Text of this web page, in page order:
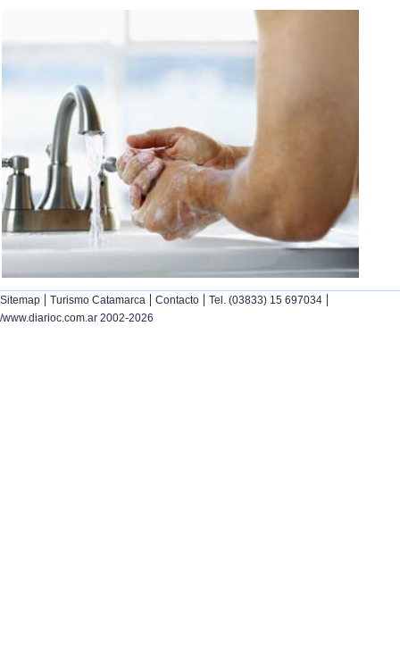
Sitemap | Turismo Catamarca | Contacto | Tel. (03833) 15 697034 |
/www.diarioc.com.ar 2002-2026